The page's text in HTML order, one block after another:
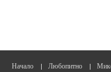
Начало Любопитно